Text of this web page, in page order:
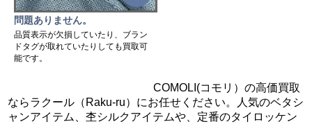
問題ありません。
品質表示が欠損していたり、ブラン
ドタグが取れていたりしても買取可
能です。
COMOLI(コモリ）の高価買取
ならラクール（Raku-ru）にお任せください。人気のベタシ
ャンアイテム、杢シルクアイテムや、定番のタイロッケン